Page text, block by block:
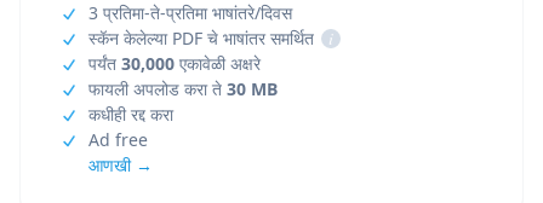
3 प्रतिमा-ते-प्रतिमा भाषांतरे/दिवस
स्कॅन केलेल्या PDF चे भाषांतर समर्थित
i
पर्यंत 30,000 एकावेळी अक्षरे
फायली अपलोड करा ते 30 MB
कधीही रद्द करा
Ad free
आणखी →